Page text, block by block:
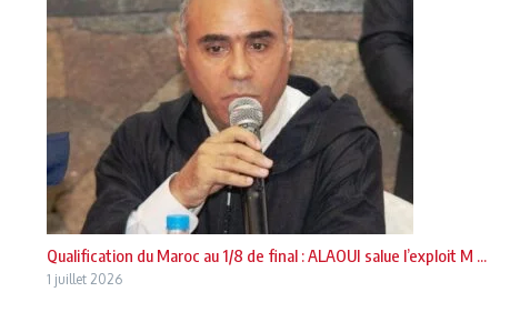
Qualification du Maroc au 1/8 de final : ALAOUI salue l’exploit M ...
1 juillet 2026